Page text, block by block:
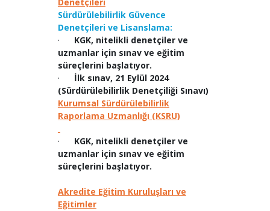
Denetçileri
Sürdürülebilirlik Güvence
Denetçileri ve Lisanslama:
· KGK, nitelikli denetçiler ve
uzmanlar için sınav ve eğitim
süreçlerini başlatıyor.
· İlk sınav, 21 Eylül 2024
(Sürdürülebilirlik Denetçiliği Sınavı)
Kurumsal Sürdürülebilirlik
Raporlama Uzmanlığı (KSRU)
· KGK, nitelikli denetçiler ve
uzmanlar için sınav ve eğitim
süreçlerini başlatıyor.
Akredite Eğitim Kuruluşları ve
Eğitimler